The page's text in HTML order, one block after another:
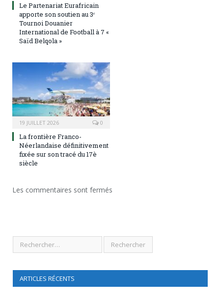
Le Partenariat Eurafricain
apporte son soutien au 3ᵉ
Tournoi Douanier
International de Football à 7 «
Saïd Belqola »
19 JUILLET 2026 0
La frontière Franco-
Néerlandaise définitivement
fixée sur son tracé du 17è
siècle
Les commentaires sont fermés
ARTICLES RÉCENTS